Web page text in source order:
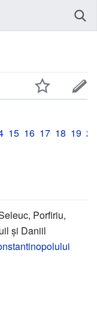
15 16 17 18 19 20
Porfiriu,
și Daniil